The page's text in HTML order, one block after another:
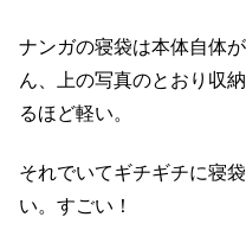
ナンガの寝袋は本体自体
ん、上の写真のとおり収
るほど軽い。
それでいてギチギチに寝
い。すごい！